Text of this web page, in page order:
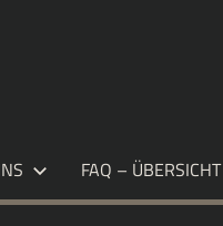
FAQ – ÜBERSICHT